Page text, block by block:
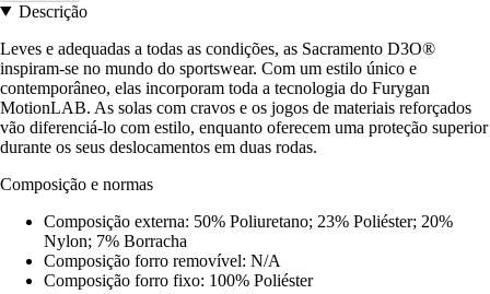
Descrição
Leves e adequadas a todas as condições, as Sacramento D3O®
inspiram-se no mundo do sportswear. Com um estilo único e
contemporâneo, elas incorporam toda a tecnologia do Furygan
MotionLAB. As solas com cravos e os jogos de materiais reforçados
vão diferenciá-lo com estilo, enquanto oferecem uma proteção superior
durante os seus deslocamentos em duas rodas.
Composição e normas
Composição externa: 50% Poliuretano; 23% Poliéster; 20%
Nylon; 7% Borracha
Composição forro removível: N/A
Composição forro fixo: 100% Poliéster